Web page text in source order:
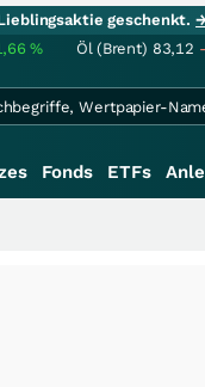
geschenkt.
% Öl (Brent) 83,12
Fonds ETFs